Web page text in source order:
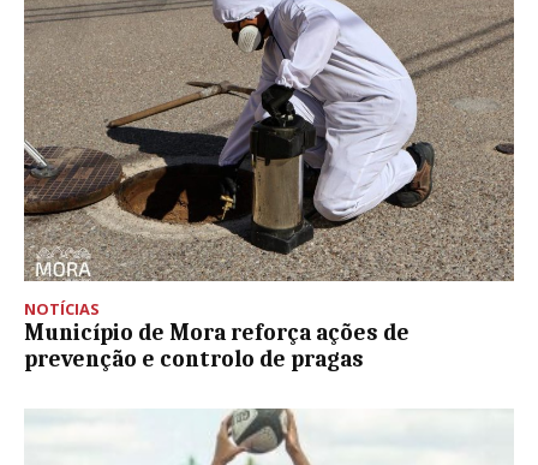
NOTÍCIAS
Município de Mora reforça ações de
prevenção e controlo de pragas